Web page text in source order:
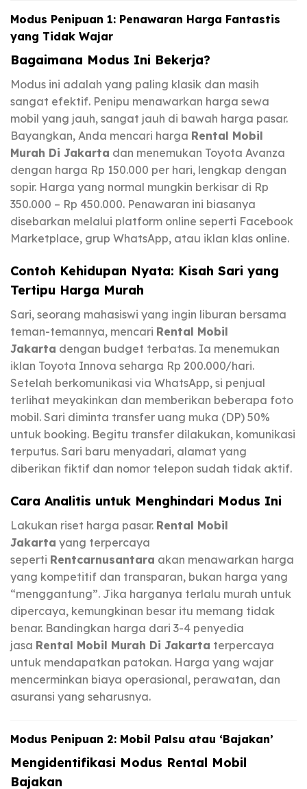
Modus Penipuan 1: Penawaran Harga Fantastis
yang Tidak Wajar
Bagaimana Modus Ini Bekerja?
Modus ini adalah yang paling klasik dan masih
sangat efektif. Penipu menawarkan harga sewa
mobil yang jauh, sangat jauh di bawah harga pasar.
Bayangkan, Anda mencari harga Rental Mobil
Murah Di Jakarta dan menemukan Toyota Avanza
dengan harga Rp 150.000 per hari, lengkap dengan
sopir. Harga yang normal mungkin berkisar di Rp
350.000 – Rp 450.000. Penawaran ini biasanya
disebarkan melalui platform online seperti Facebook
Marketplace, grup WhatsApp, atau iklan klas online.
Contoh Kehidupan Nyata: Kisah Sari yang
Tertipu Harga Murah
Sari, seorang mahasiswi yang ingin liburan bersama
teman-temannya, mencari Rental Mobil
Jakarta dengan budget terbatas. Ia menemukan
iklan Toyota Innova seharga Rp 200.000/hari.
Setelah berkomunikasi via WhatsApp, si penjual
terlihat meyakinkan dan memberikan beberapa foto
mobil. Sari diminta transfer uang muka (DP) 50%
untuk booking. Begitu transfer dilakukan, komunikasi
terputus. Sari baru menyadari, alamat yang
diberikan fiktif dan nomor telepon sudah tidak aktif.
Cara Analitis untuk Menghindari Modus Ini
Lakukan riset harga pasar. Rental Mobil
Jakarta yang terpercaya
seperti Rentcarnusantara akan menawarkan harga
yang kompetitif dan transparan, bukan harga yang
“menggantung”. Jika harganya terlalu murah untuk
dipercaya, kemungkinan besar itu memang tidak
benar. Bandingkan harga dari 3-4 penyedia
jasa Rental Mobil Murah Di Jakarta terpercaya
untuk mendapatkan patokan. Harga yang wajar
mencerminkan biaya operasional, perawatan, dan
asuransi yang seharusnya.
Modus Penipuan 2: Mobil Palsu atau ‘Bajakan’
Mengidentifikasi Modus Rental Mobil
Bajakan